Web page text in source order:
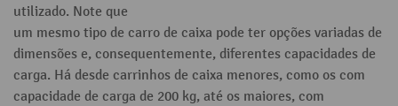
utilizado. Note que
um mesmo tipo de carro de caixa pode ter opções variadas de
dimensões e, consequentemente, diferentes capacidades de
carga. Há desde carrinhos de caixa menores, como os com
capacidade de carga de 200 kg, até os maiores, com